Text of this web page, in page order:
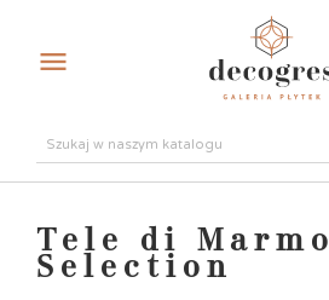

Tele di Marmo
Selection